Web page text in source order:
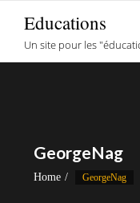
content
Educations
Un site pour les
GeorgeNag
Home GeorgeNag